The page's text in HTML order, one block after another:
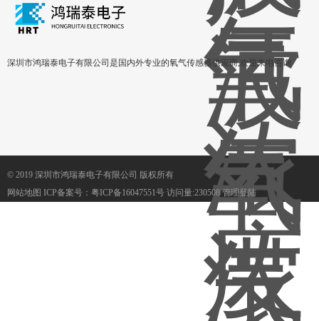
深圳市鸿瑞泰电子有限公司是国内外专业的氧气传感器供应商,欢迎来电咨询
© 2019 深圳市鸿瑞泰电子有限公司 版权所有
网站地图 ICP备案号： 粤ICP备16047551号 访问量:230508管理登陆